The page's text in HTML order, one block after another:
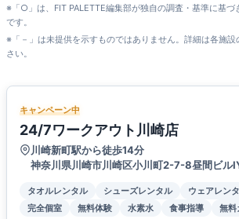
※「○」は、FIT PALETTE編集部が独自の調査・基準に基づ
です。
※「－」は未提供を示すものではありません。詳細は各施
さい。
キャンペーン中
24/7ワークアウト川崎店
川崎新町駅から徒歩14分
神奈川県川崎市川崎区小川町2-7-8昼間ビル
タオルレンタル シューズレンタル ウェアレン
完全個室
無料体験 水素水 食事指導 無料